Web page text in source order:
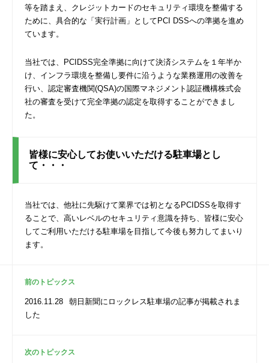
等を踏まえ、クレジットカードのセキュリティ環境を整備する
ために、具合的な「実行計画」としてPCI DSSへの準拠を進め
ています。
当社では、PCIDSS完全準拠に向けて決済システムを１年半か
け、インフラ環境を整備し要件に沿うような業務運用の改善を
行い、認定審査機関(QSA)の国際マネジメント認証機構株式会
社の審査を受けて完全準拠の認定を取得することができまし
た。
皆様に安心してお使いいただける駐車場とし
て・・・
当社では、他社に先駆けて業界では初となるPCIDSSを取得す
ることで、高いレベルのセキュリティ意識を持ち、皆様に安心
してご利用いただける駐車場を目指して今後も努力してまいり
ます。
前のトピックス
2016.11.28
朝日新聞にロックレス駐車場の記事が掲載されま
した
次のトピックス